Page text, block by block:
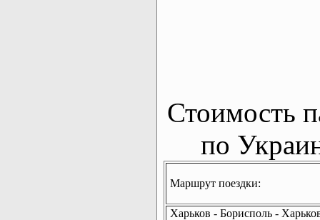
Стоимость
по
Маршрут поездки:
Харьков - Борисполь -